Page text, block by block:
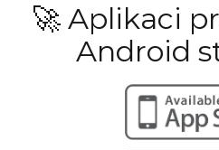
🚀 Aplikaci
Android